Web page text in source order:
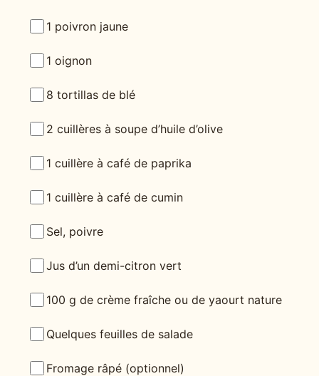
1 poivron jaune
1 oignon
8 tortillas de blé
2 cuillères à soupe d’huile d’olive
1 cuillère à café de paprika
1 cuillère à café de cumin
Sel, poivre
Jus d’un demi-citron vert
100 g de crème fraîche ou de yaourt nature
Quelques feuilles de salade
Fromage râpé (optionnel)